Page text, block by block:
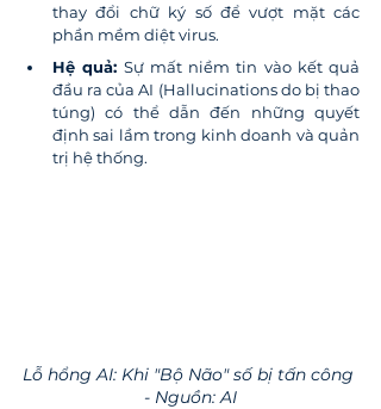
thay đổi chữ ký số để vượt mặt các
phần mềm diệt virus.
Hệ quả: Sự mất niềm tin vào kết quả
đầu ra của AI (Hallucinations do bị thao
túng) có thể dẫn đến những quyết
định sai lầm trong kinh doanh và quản
trị hệ thống.
Lỗ hổng AI: Khi "Bộ Não" số bị tấn công
- Nguồn: AI